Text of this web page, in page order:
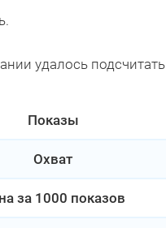
удалось подсчитать
Показы
Охват
за 1000 показов